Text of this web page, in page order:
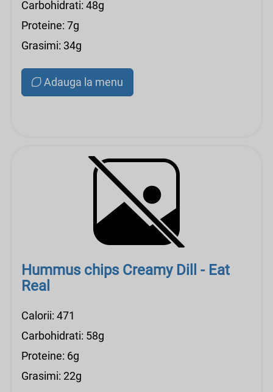
Carbohidrati: 48g
Proteine: 7g
Grasimi: 34g
Adauga la menu
Hummus chips Creamy Dill - Eat
Real
Calorii: 471
Carbohidrati: 58g
Proteine: 6g
Grasimi: 22g